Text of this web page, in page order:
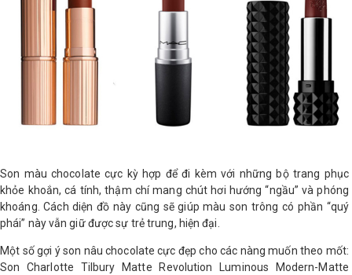
Son màu chocolate cực kỳ hợp để đi kèm với những bộ trang phục
khỏe khoắn, cá tính, thậm chí mang chút hơi hướng “ngầu” và phóng
khoáng. Cách diện đồ này cũng sẽ giúp màu son trông có phần “quý
phái” này vẫn giữ được sự trẻ trung, hiện đại.
Một số gợi ý son nâu chocolate cực đẹp cho các nàng muốn theo mốt:
Son Charlotte Tilbury Matte Revolution Luminous Modern-Matte